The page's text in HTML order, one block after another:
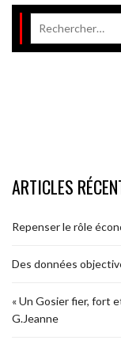
ARTICLES
Repenser le rôle
Des données
« Un Gosier fier, fort
G.Jeanne